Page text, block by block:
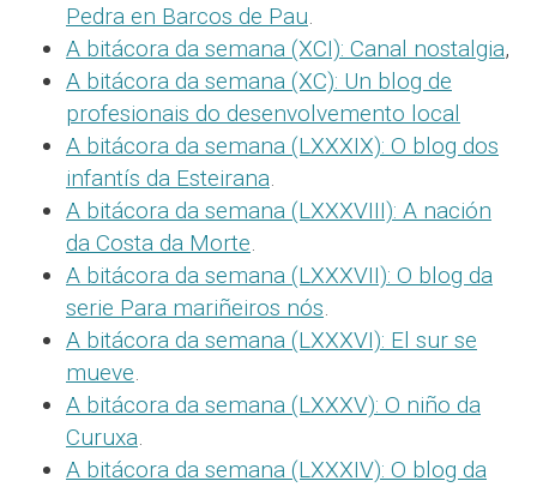
Pedra en Barcos de Pau.
A bitácora da semana (XCI): Canal nostalgia,
A bitácora da semana (XC): Un blog de
profesionais do desenvolvemento local
A bitácora da semana (LXXXIX): O blog dos
infantís da Esteirana.
A bitácora da semana (LXXXVIII): A nación
da Costa da Morte.
A bitácora da semana (LXXXVII): O blog da
serie Para mariñeiros nós.
A bitácora da semana (LXXXVI): El sur se
mueve.
A bitácora da semana (LXXXV): O niño da
Curuxa.
A bitácora da semana (LXXXIV): O blog da